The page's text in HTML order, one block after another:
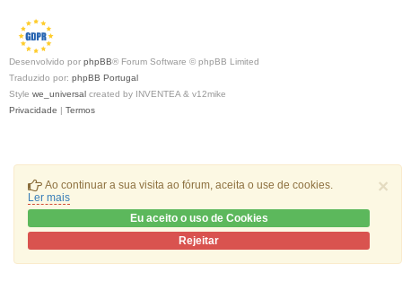
×
Ao continuar a sua visita ao fórum, aceita o use de cookies.
Ler mais
Eu aceito o uso de Cookies
Rejeitar
Desenvolvido por phpBB® Forum Software © phpBB Limited
Traduzido por: phpBB Portugal
Style we_universal created by INVENTEA & v12mike
Privacidade | Termos